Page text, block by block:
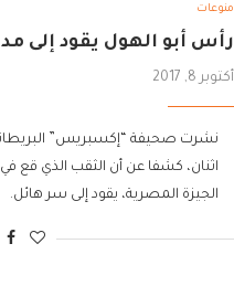
منوعات
رأس أبو الهول يقود إلى
أكتوبر 8, 2017
نشرت صحيفة “إكسبريس”
اثنان، كشفا عن أن الثقب الذي قع
الجيزة المصرية، يقود إلى سر هائل.